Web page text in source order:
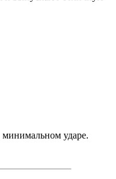
минимальном ударе.